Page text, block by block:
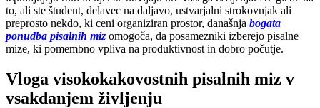
to, ali ste študent, delavec na daljavo, ustvarjalni strokovnjak ali
preprosto nekdo, ki ceni organiziran prostor, današnja bogata
ponudba pisalnih miz omogoča, da posamezniki izberejo pisalne
mize, ki pomembno vpliva na produktivnost in dobro počutje.
Vloga visokokakovostnih pisalnih miz v
vsakdanjem življenju